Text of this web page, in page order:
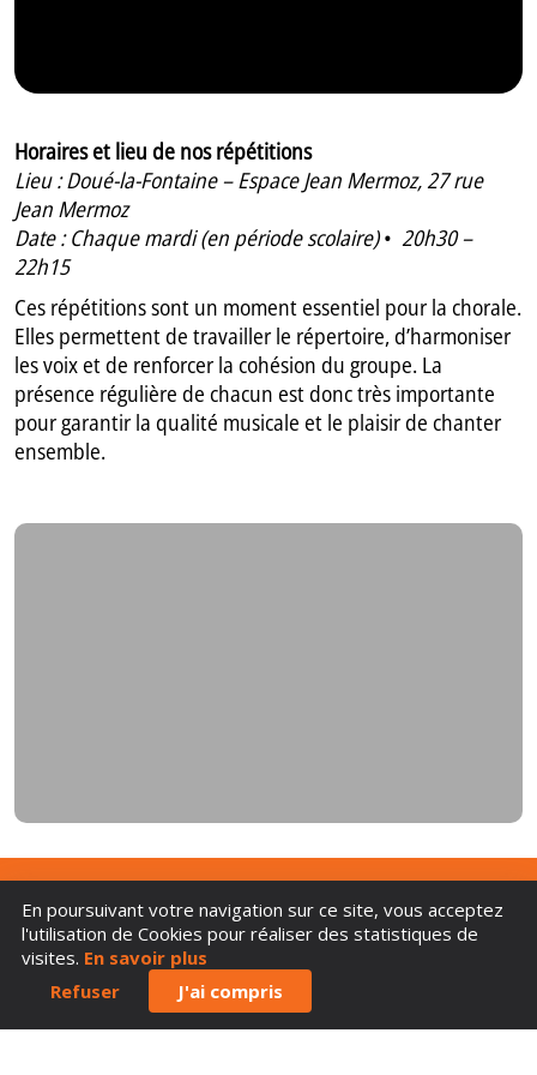
Horaires et lieu de nos répétitions
Lieu : Doué-la-Fontaine – Espace Jean Mermoz, 27 rue
Jean Mermoz
Date : Chaque mardi (en période scolaire)•20h30 –
22h15
Ces répétitions sont un moment essentiel pour la chorale.
Elles permettent de travailler le répertoire, d’harmoniser
les voix et de renforcer la cohésion du groupe. La
présence régulière de chacun est donc très importante
pour garantir la qualité musicale et le plaisir de chanter
ensemble.
Association La Fontaine Musicale
Atelier Troglodissimo
49700 Doué-en-Anjou
En poursuivant votre navigation sur ce site, vous acceptez
l'utilisation de Cookies pour réaliser des statistiques de
visites. En savoir plus
Refuser
J'ai compris